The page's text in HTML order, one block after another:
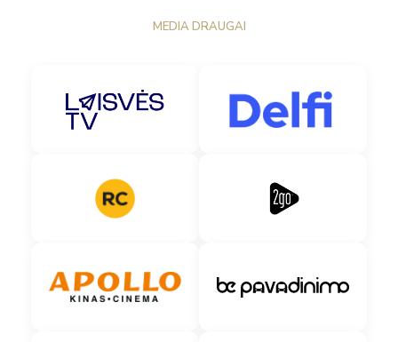
MEDIA DRAUGAI